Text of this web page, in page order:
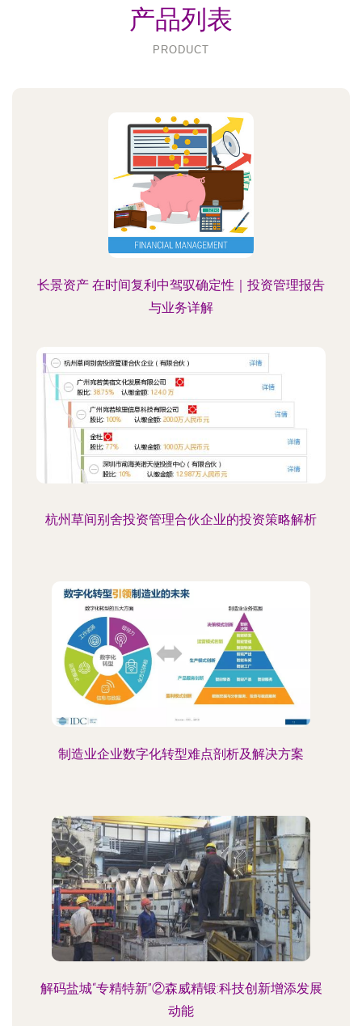
产品列表
PRODUCT
长景资产 在时间复利中驾驭确定性｜投资管理报吿
与业务详解
杭州草间别舍投资管理合伙企业的投资策略解析
制造业企业数字化转型难点剖析及解决方案
解码盐城“专精特新”②森威精锻:科技创新增添发展
动能